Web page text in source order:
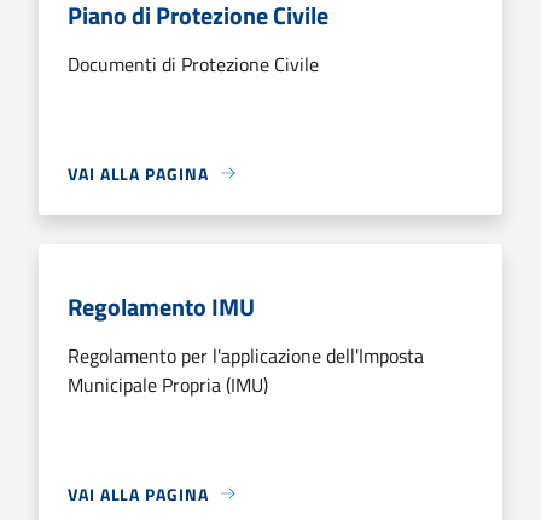
Piano di Protezione Civile
Documenti di Protezione Civile
VAI ALLA PAGINA
Regolamento IMU
Regolamento per l'applicazione dell'Imposta
Municipale Propria (IMU)
VAI ALLA PAGINA